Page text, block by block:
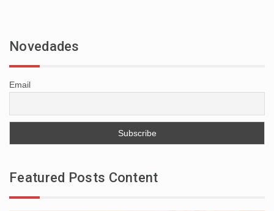
Novedades
Email
Featured Posts Content